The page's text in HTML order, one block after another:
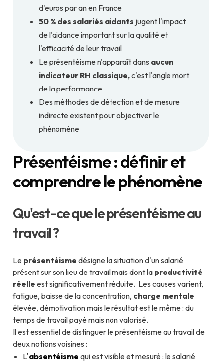
d'euros par an en France
50 % des salariés aidants jugent l'impact
de l'aidance important sur la qualité et
l'efficacité de leur travail
Le présentéisme n'apparaît dans aucun
indicateur RH classique,c'est l'angle mort
de la performance
Des méthodes de détection et de mesure
indirecte existent pour objectiver le
phénomène
Présentéisme : définir et
comprendre le phénomène
Qu'est-ce que le présentéisme au
travail ?
Le présentéisme désigne la situation d'un salarié
présent sur son lieu de travail mais dont la productivité
réelle est significativement réduite. Les causes varient,
fatigue, baisse de la concentration, charge mentale
élevée, démotivation mais le résultat est le même : du
temps de travail payé mais non valorisé.
Il est essentiel de distinguer le présentéisme au travail de
deux notions voisines :
L'absentéisme qui est visible et mesuré : le salarié